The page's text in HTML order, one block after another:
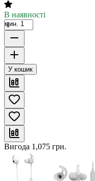
В наявності
мин. 1
У кошик
Вигода 1,075 грн.